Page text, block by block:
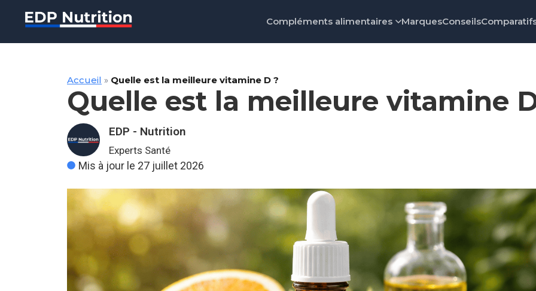
Compléments alimentaires MarquesConseils
Accueil » Quelle est la meilleure vitamine D ?
Quelle est la meilleure vitamine
EDP - Nutrition
Experts Santé
Mis à jour le 27 juillet 2026